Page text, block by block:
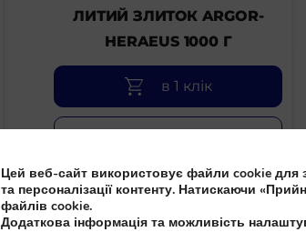
ЛИТИЙ ЗЛИТОК ARGOR-
HERAEUS 1000 Г
в 1 клік
Цей веб-сайт використовує файли cookie для
та персоналізації контенту. Натискаючи
файлів cookie.
Додаткова інформація та можливість